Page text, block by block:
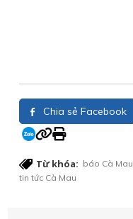
Chia sẻ Facebook
Từ khóa: báo Cà Mau
tin tức Cà Mau